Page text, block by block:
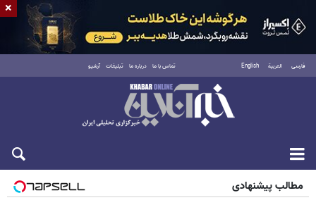
فارسی العربية English تماس با ما درباره ما تبلیغات آرشیو
شنبه ۱۷ مرداد ۱۴۰۵
مطالب پیشنهادی
×